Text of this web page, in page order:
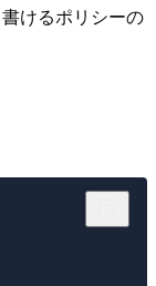
けるポリシーの